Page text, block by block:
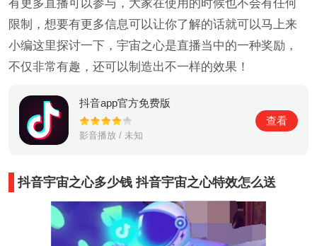
有更多直播可以参与，大家在使用的时候也不会有任何
限制，想要有更多信息可以让你了解的话就可以马上来
小编这里探讨一下，宇宙之心是直播当中的一种奖励，
不仅非常有趣，还可以制造出不一样的效果！
抖音app官方免费版
影音播放 / 未知
查看
抖音宇宙之心多少钱 抖音宇宙之心特效怎么送